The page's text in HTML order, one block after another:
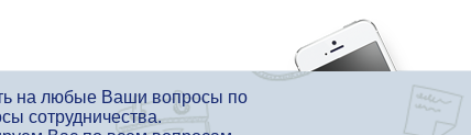
на любые Ваши вопросы по
сотрудничества.